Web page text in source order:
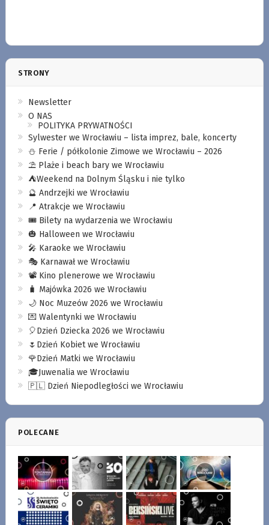
STRONY
Newsletter
O NAS
POLITYKA PRYWATNOŚCI
Sylwester we Wrocławiu – lista imprez, bale, koncerty
⛄️ Ferie / półkolonie Zimowe we Wrocławiu – 2026
⛱️ Plaże i beach bary we Wrocławiu
⛺️Weekend na Dolnym Śląsku i nie tylko
🔮 Andrzejki we Wrocławiu
📍 Atrakcje we Wrocławiu
🎟️ Bilety na wydarzenia we Wrocławiu
🎃 Halloween we Wrocławiu
🎤 Karaoke we Wrocławiu
🎭 Karnawał we Wrocławiu
📽️ Kino plenerowe we Wrocławiu
🧳 Majówka 2026 we Wrocławiu
🌙 Noc Muzeów 2026 we Wrocławiu
💌 Walentynki we Wrocławiu
🎈Dzień Dziecka 2026 we Wrocławiu
🌷Dzień Kobiet we Wrocławiu
🌹Dzień Matki we Wrocławiu
🎓Juwenalia we Wrocławiu
🇵🇱 Dzień Niepodległości we Wrocławiu
POLECANE